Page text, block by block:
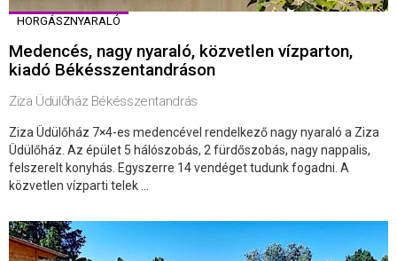
HORGÁSZNYARALÓ
Medencés, nagy nyaraló, közvetlen vízparton,
kiadó Békésszentandráson
Ziza Üdülőház Békésszentandrás
Ziza Üdülőház 7×4-es medencével rendelkező nagy nyaraló a Ziza
Üdülőház. Az épület 5 hálószobás, 2 fürdőszobás, nagy nappalis,
felszerelt konyhás. Egyszerre 14 vendéget tudunk fogadni. A
közvetlen vízparti telek ...